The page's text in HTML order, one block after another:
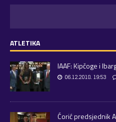
ATLETIKA
IAAF: Kipčoge i
06.12.2018. 19:53
Ćorić predsjednik